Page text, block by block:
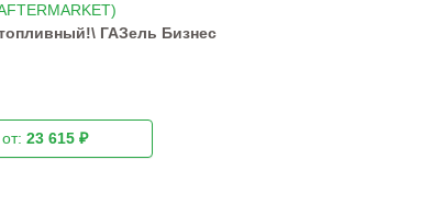
ГАЗель Бизнес
23 615 ₽